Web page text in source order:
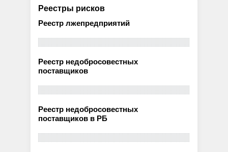
Реестры рисков
Реестр лжепредприятий
Реестр недобросовестных
поставщиков
Реестр недобросовестных
поставщиков в РБ